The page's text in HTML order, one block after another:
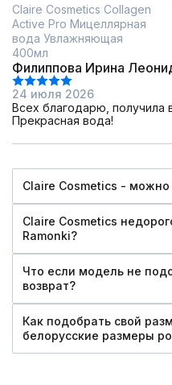
Claire Cosmetics Collagen
Active Pro Мицеллярная
вода Увлажняющая
400мл
Филиппова Ирина
24 июля 2026
Всех благодарю, получила
Прекрасная вода!
Claire Cosmetics - можно
Claire Cosmetics
Ramonki?
Что если модель не
возврат?
Как подобрать свой
белорусские размеры